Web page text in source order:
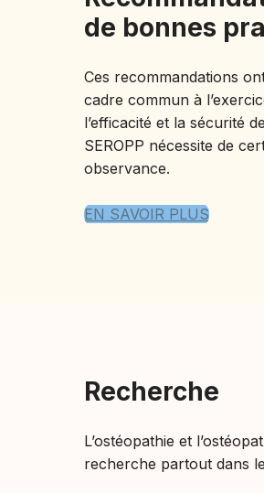
de bonnes
Ces recommandations
cadre commun à
l’efficacité et la sécurité
SEROPP nécessite de
observance.
EN SAVOIR PLUS
Recherche
L’ostéopathie et
recherche partout dans